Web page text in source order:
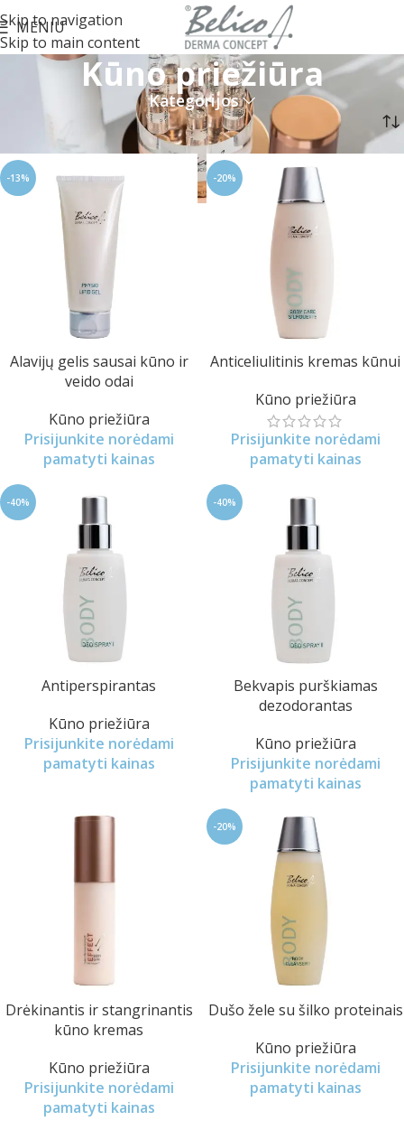
Skip to navigation
Skip to main content
MENIU
Kūno priežiūra
Kategorijos
Kūno priežiūra
-13%
Alavijų gelis sausai kūno ir
veido odai
Kūno priežiūra
Prisijunkite norėdami
pamatyti kainas
-20%
Anticeliulitinis kremas kūnui
Kūno priežiūra
Prisijunkite norėdami
pamatyti kainas
-40%
Antiperspirantas
Kūno priežiūra
Prisijunkite norėdami
pamatyti kainas
-40%
Bekvapis purškiamas
dezodorantas
Kūno priežiūra
Prisijunkite norėdami
pamatyti kainas
Drėkinantis ir stangrinantis
kūno kremas
Kūno priežiūra
Prisijunkite norėdami
pamatyti kainas
-20%
Dušo žele su šilko proteinais
Kūno priežiūra
Prisijunkite norėdami
pamatyti kainas